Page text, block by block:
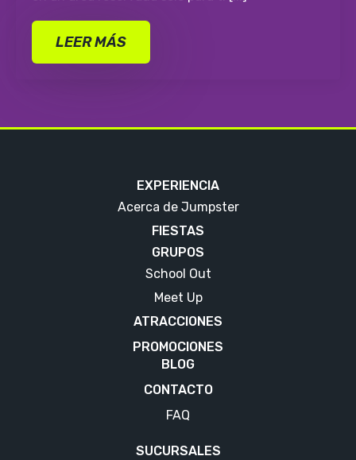
LEER MÁS
EXPERIENCIA
Acerca de Jumpster
FIESTAS
GRUPOS
School Out
Meet Up
ATRACCIONES
PROMOCIONES
BLOG
CONTACTO
FAQ
SUCURSALES